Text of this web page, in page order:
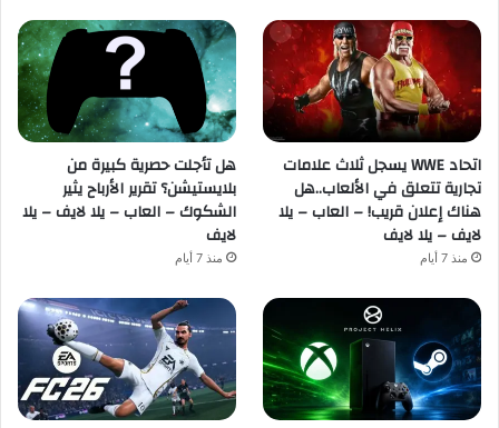
اتحاد WWE يسجل ثلاث علامات
تجارية تتعلق في الألعاب..هل
هناك إعلان قريب! – العاب – يلا
لايف – يلا لايف
منذ 7 أيام
هل تأجلت حصرية كبيرة من
بلايستيشن؟ تقرير الأرباح يثير
الشكوك – العاب – يلا لايف – يلا
لايف
منذ 7 أيام